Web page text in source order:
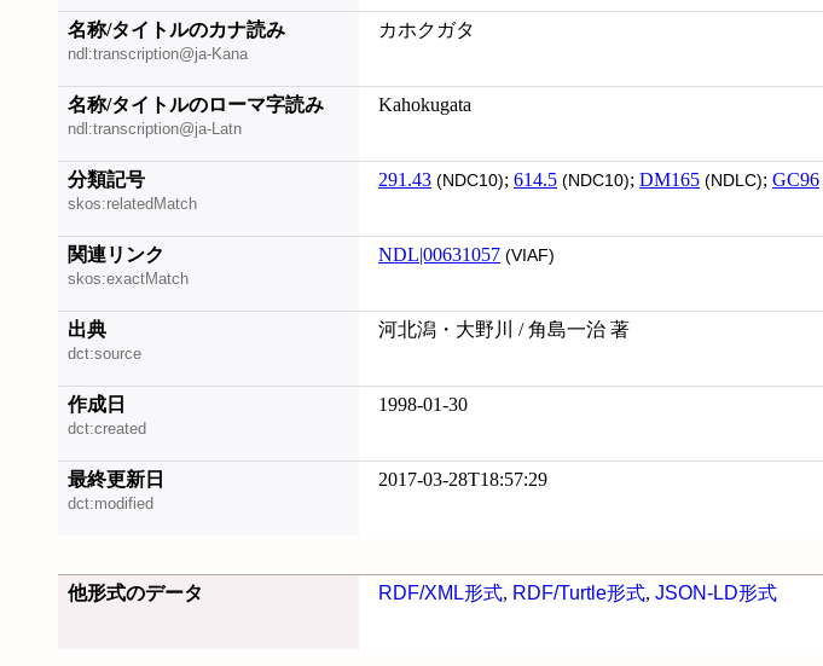
名称/タイトルのカナ読み
ndl:transcription@ja-Kana
カホクガタ
名称/タイトルのローマ字読み
ndl:transcription@ja-Latn
Kahokugata
分類記号
skos:relatedMatch
291.43 (NDC10); 614.5 (NDC10); DM165 (NDLC); GC96
関連リンク
skos:exactMatch
NDL|00631057 (VIAF)
出典
dct:source
河北潟・大野川 / 角島一治 著
作成日
dct:created
1998-01-30
最終更新日
dct:modified
2017-03-28T18:57:29
他形式のデータ RDF/XML形式, RDF/Turtle形式, JSON-LD形式